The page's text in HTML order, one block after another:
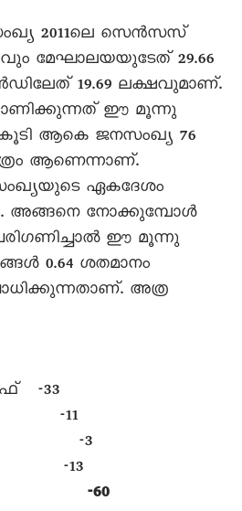
2011ലെ സെന്‍സസ്
മേഘാലയയുടേത് 29.66
19.69 ലക്ഷവുമാണ്.
ഈ മൂന്നു
ആകെ ജനസംഖ്യ 76
ആണെന്നാണ്.
ഏകദേശം
അങ്ങനെ നോക്കുമ്പോള്‍
ഈ മൂന്നു
0.64 ശതമാനം
അത്ര
-33
-11
-3
-13
60